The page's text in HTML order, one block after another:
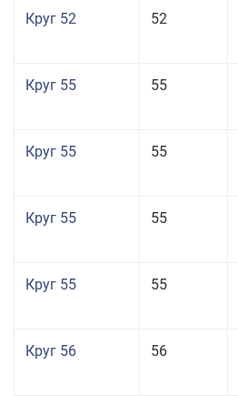
Круг 52 52
Круг 55 55
Круг 55 55
Круг 55 55
Круг 55 55
Круг 56 56